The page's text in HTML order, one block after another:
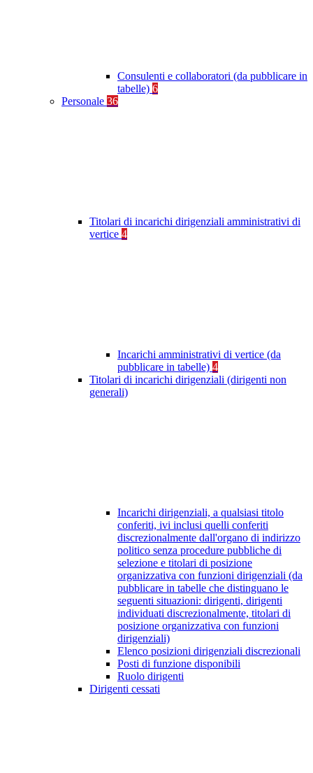
Consulenti e collaboratori (da pubblicare in
tabelle) 6
Personale 36
Titolari di incarichi dirigenziali amministrativi di
vertice 4
Incarichi amministrativi di vertice (da
pubblicare in tabelle) 4
Titolari di incarichi dirigenziali (dirigenti non
generali)
Incarichi dirigenziali, a qualsiasi titolo
conferiti, ivi inclusi quelli conferiti
discrezionalmente dall'organo di indirizzo
politico senza procedure pubbliche di
selezione e titolari di posizione
organizzativa con funzioni dirigenziali (da
pubblicare in tabelle che distinguano le
seguenti situazioni: dirigenti, dirigenti
individuati discrezionalmente, titolari di
posizione organizzativa con funzioni
dirigenziali)
Elenco posizioni dirigenziali discrezionali
Posti di funzione disponibili
Ruolo dirigenti
Dirigenti cessati